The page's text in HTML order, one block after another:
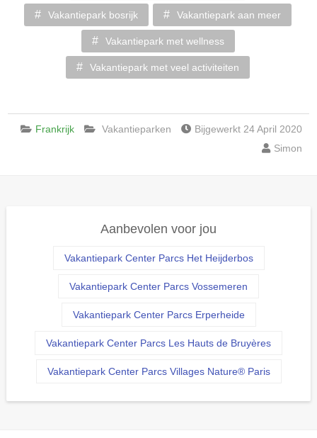
Vakantiepark bosrijk Vakantiepark aan meer
Vakantiepark met wellness
Vakantiepark met veel activiteiten
Frankrijk Vakantieparken
Bijgewerkt 24 April 2020
Simon
Aanbevolen voor jou
Vakantiepark Center Parcs Het Heijderbos
Vakantiepark Center Parcs Vossemeren
Vakantiepark Center Parcs Erperheide
Vakantiepark Center Parcs Les Hauts de Bruyères
Vakantiepark Center Parcs Villages Nature® Paris